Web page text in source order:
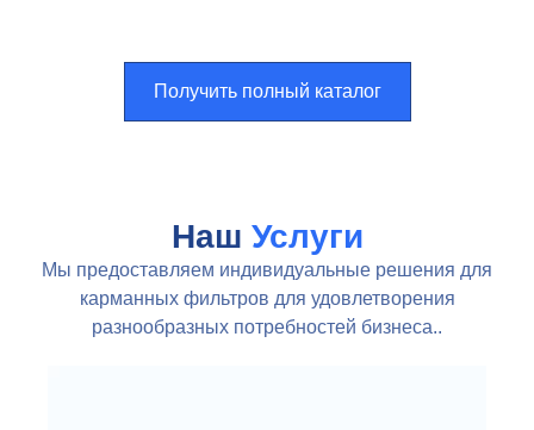
Получить полный каталог
Наш Услуги
Мы предоставляем индивидуальные решения для
карманных фильтров для удовлетворения
разнообразных потребностей бизнеса..